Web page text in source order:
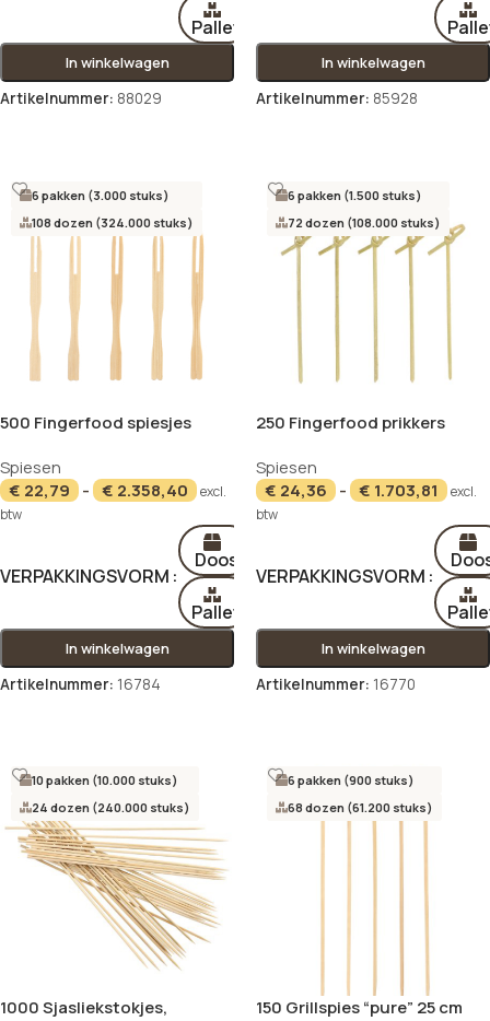
Pallet
In winkelwagen
Artikelnummer: 88029
In winkelwagen
Artikelnummer: 85928
6 pakken (3.000 stuks)
108 dozen (324.000 stuks)
500 Fingerfood spiesjes
Spiesen
€ 22,79 - € 2.358,40
excl.
btw
VERPAKKINGSVORM
Doos
Pallet
In winkelwagen
Artikelnummer: 16784
6 pakken (1.500 stuks)
72 dozen (108.000 stuks)
250 Fingerfood prikkers
Spiesen
€ 24,36 - € 1.703,81
excl.
btw
VERPAKKINGSVORM
In winkelwagen
Artikelnummer: 16770
10 pakken (10.000 stuks)
24 dozen (240.000 stuks)
1000 Sjasliekstokjes,
6 pakken (900 stuks)
68 dozen (61.200 stuks)
150 Grillspies “pure” 25 cm